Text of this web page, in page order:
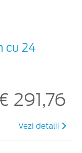
cu 24
291,76
Vezi detalii